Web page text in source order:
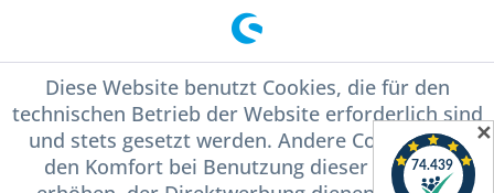
Diese Website benutzt Cookies, die für den
technischen Betrieb der Website erforderlich sind
und stets gesetzt werden. Andere Cookies, die
den Komfort bei Benutzung dieser Website
✕